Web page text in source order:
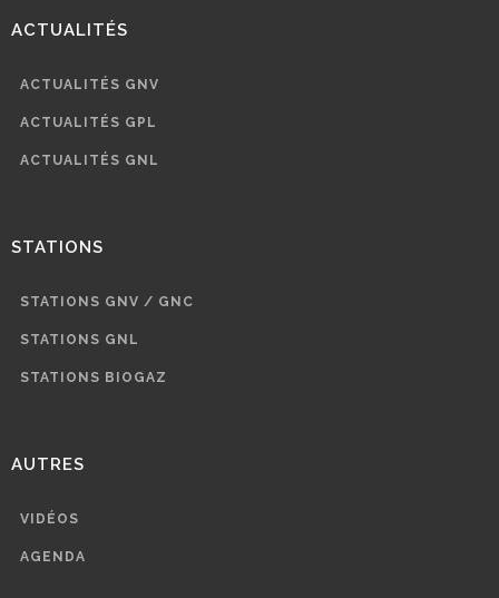
ACTUALITÉS
ACTUALITÉS GNV
ACTUALITÉS GPL
ACTUALITÉS GNL
STATIONS
STATIONS GNV / GNC
STATIONS GNL
STATIONS BIOGAZ
AUTRES
VIDÉOS
AGENDA